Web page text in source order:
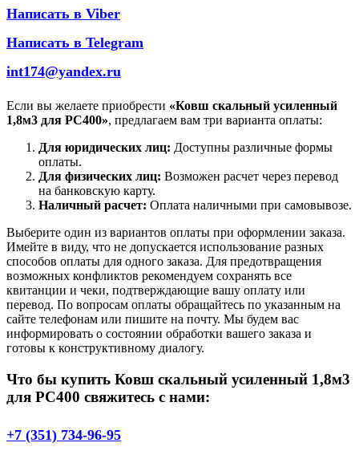
Написать в Viber
Написать в Telegram
int174@yandex.ru
Если вы желаете приобрести «Ковш скальный усиленный
1,8м3 для PC400», предлагаем вам три варианта оплаты:
Для юридических лиц: Доступны различные формы
оплаты.
Для физических лиц: Возможен расчет через перевод
на банковскую карту.
Наличный расчет: Оплата наличными при самовывозе.
Выберите один из вариантов оплаты при оформлении заказа.
Имейте в виду, что не допускается использование разных
способов оплаты для одного заказа. Для предотвращения
возможных конфликтов рекомендуем сохранять все
квитанции и чеки, подтверждающие вашу оплату или
перевод. По вопросам оплаты обращайтесь по указанным на
сайте телефонам или пишите на почту. Мы будем вас
информировать о состоянии обработки вашего заказа и
готовы к конструктивному диалогу.
Что бы купить Ковш скальный усиленный 1,8м3
для PC400 свяжитесь с нами:
+7 (351) 734-96-95